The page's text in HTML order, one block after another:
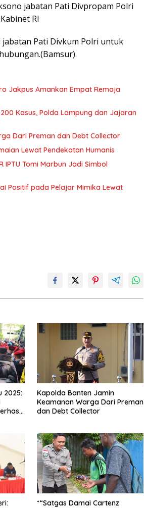
jabatan Pati Divpropam Polri
RI
Pati Divkum Polri untuk
Jakpus Amankan Empat Remaja
Kasus, Polda Lampung dan Jajaran
Dari Preman dan Debt Collector
Lewat Pendekatan Humanis
IPTU Tomi Marbun Jadi Simbol
Positif pada Pelajar Mimika Lewat
2025:
Kapolda Banten Jamin
Keamanan Warga Dari Preman
dan Debt Collector
*“Satgas Damai Cartenz